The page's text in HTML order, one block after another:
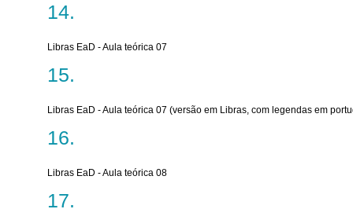
Libras EaD - Aula teórica 07
Libras EaD - Aula teórica 07 (versão em Libras, com legendas em
Libras EaD - Aula teórica 08